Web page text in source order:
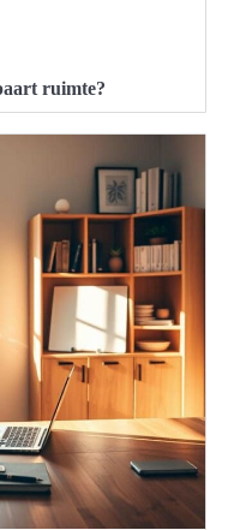
ruimte?